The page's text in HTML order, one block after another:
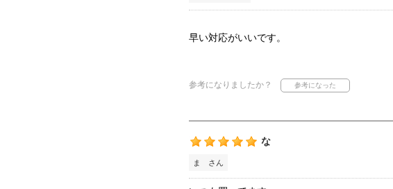
早い対応がいいです。
参考になりましたか？
な
ま さん